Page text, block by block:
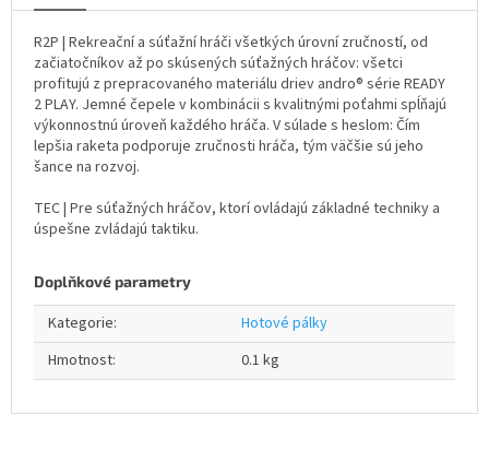
R2P | Rekreační a súťažní hráči všetkých úrovní zručností, od
začiatočníkov až po skúsených súťažných hráčov: všetci
profitujú z prepracovaného materiálu driev andro® série READY
2 PLAY. Jemné čepele v kombinácii s kvalitnými poťahmi spĺňajú
výkonnostnú úroveň každého hráča. V súlade s heslom: Čím
lepšia raketa podporuje zručnosti hráča, tým väčšie sú jeho
šance na rozvoj.
TEC | Pre súťažných hráčov, ktorí ovládajú základné techniky a
úspešne zvládajú taktiku.
Doplňkové parametry
Kategorie:
Hotové pálky
Hmotnost: 0.1 kg